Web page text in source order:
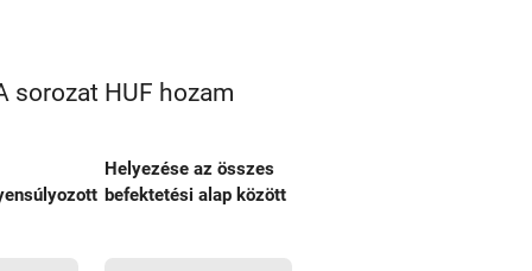
sorozat HUF hozam
Helyezése az összes
befektetési alap között